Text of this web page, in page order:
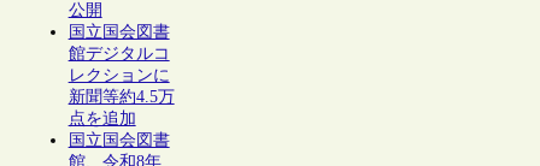
公開
国立国会図書
館デジタルコ
レクションに
新聞等約4.5万
点を追加
国立国会図書
館、令和8年